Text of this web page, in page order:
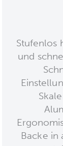
Stufenlos
und
Backe in